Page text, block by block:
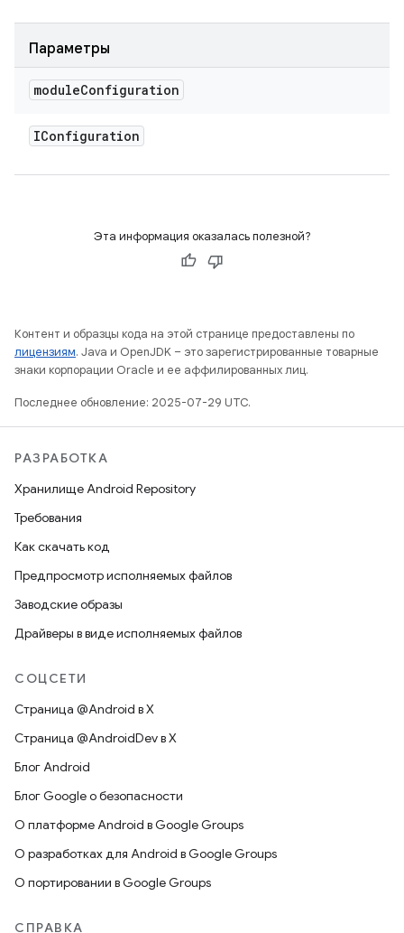
Параметры
moduleConfiguration
IConfiguration
Эта информация оказалась полезной?
Контент и образцы кода на этой странице предоставлены по
лицензиям. Java и OpenJDK – это зарегистрированные товарные
знаки корпорации Oracle и ее аффилированных лиц.
Последнее обновление: 2025-07-29 UTC.
РАЗРАБОТКА
Хранилище Android Repository
Требования
Как скачать код
Предпросмотр исполняемых файлов
Заводские образы
Драйверы в виде исполняемых файлов
СОЦСЕТИ
Страница @Android в X
Страница @AndroidDev в X
Блог Android
Блог Google о безопасности
О платформе Android в Google Groups
О разработках для Android в Google Groups
О портировании в Google Groups
СПРАВКА